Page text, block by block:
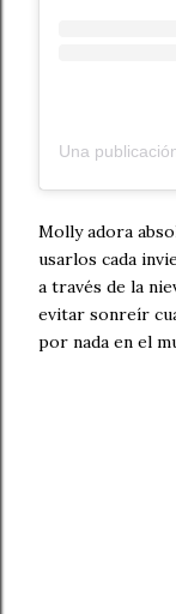
Molly adora
usarlos cada
a través de la
evitar sonreír
por nada en el